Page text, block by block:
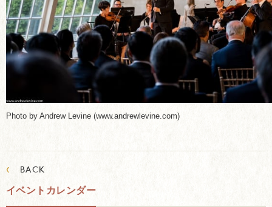
Photo by Andrew Levine (www.andrewlevine.com)
‹ BACK
イベントカレンダー